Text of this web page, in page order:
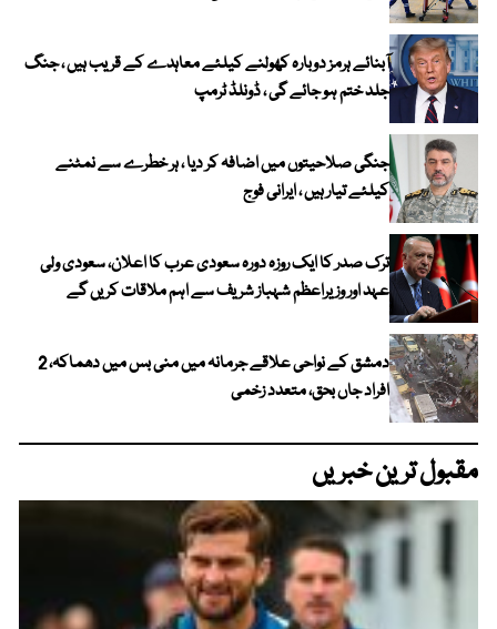
آبنائے ہرمز دوبارہ کھولنے کیلئے معاہدے کے قریب ہیں ، جنگ
جلد ختم ہو جائے گی ، ڈونلڈ ٹرمپ
جنگی صلاحیتوں میں اضافہ کر دیا ، ہر خطرے سے نمٹنے
کیلئے تیار ہیں ، ایرانی فوج
ترک صدر کا ایک روزہ دورہ سعودی عرب کا اعلان، سعودی ولی
عہد اور وزیراعظم شہباز شریف سے اہم ملاقات کریں گے
دمشق کے نواحی علاقے جرمانہ میں منی بس میں دھماکہ، 2
افراد جاں بحق، متعدد زخمی
مقبول ترین خبریں